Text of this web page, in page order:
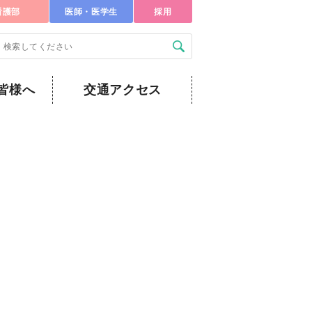
護部 医師・医学生 採用
様へ 交通アクセス